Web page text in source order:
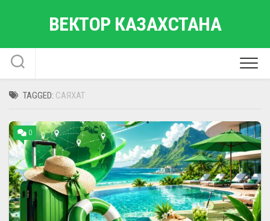
ВЕКТОР КАЗАХСТАНА
TAGGED: САЯХАТ
0